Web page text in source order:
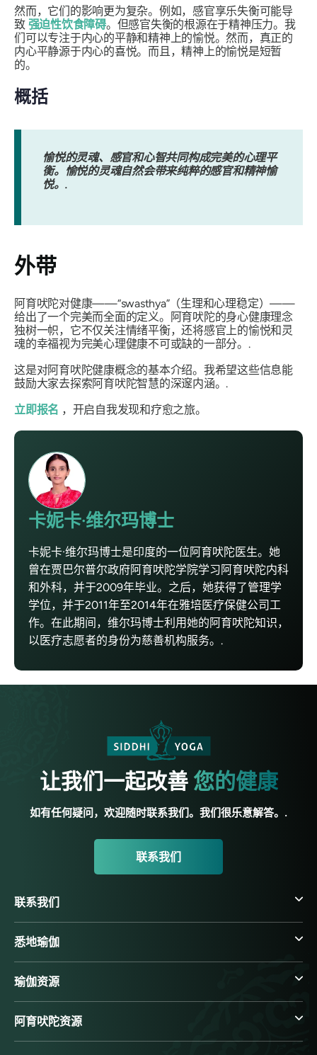
然而，它们的影响更为复杂。例如，感官享乐失衡可能导
致 强迫性饮食障碍。但感官失衡的根源在于精神压力。我
们可以专注于内心的平静和精神上的愉悦。然而，真正的
内心平静源于内心的喜悦。而且，精神上的愉悦是短暂
的。
概括
愉悦的灵魂、感官和心智共同构成完美的心理平
衡。愉悦的灵魂自然会带来纯粹的感官和精神愉
悦。.
外带
阿育吠陀对健康——“swasthya”（生理和心理稳定）——
给出了一个完美而全面的定义。阿育吠陀的身心健康理念
独树一帜，它不仅关注情绪平衡，还将感官上的愉悦和灵
魂的幸福视为完美心理健康不可或缺的一部分。.
这是对阿育吠陀健康概念的基本介绍。我希望这些信息能
鼓励大家去探索阿育吠陀智慧的深邃内涵。.
立即报名 ，开启自我发现和疗愈之旅。
卡妮卡·维尔玛博士
卡妮卡·维尔玛博士是印度的一位阿育吠陀医生。她
曾在贾巴尔普尔政府阿育吠陀学院学习阿育吠陀内科
和外科，并于2009年毕业。之后，她获得了管理学
学位，并于2011年至2014年在雅培医疗保健公司工
作。在此期间，维尔玛博士利用她的阿育吠陀知识，
以医疗志愿者的身份为慈善机构服务。.
让我们一起改善 您的健康
如有任何疑问，欢迎随时联系我们。我们很乐意解答。.
联系我们
联系我们
悉地瑜伽
瑜伽资源
阿育吠陀资源